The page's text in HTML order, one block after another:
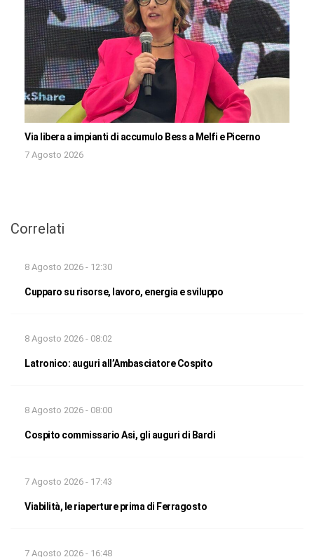
Via libera a impianti di accumulo Bess a Melfi e Picerno
7 Agosto 2026
Correlati
8 Agosto 2026 - 12:30
Cupparo su risorse, lavoro, energia e sviluppo
8 Agosto 2026 - 08:02
Latronico: auguri all’Ambasciatore Cospito
8 Agosto 2026 - 08:00
Cospito commissario Asi, gli auguri di Bardi
7 Agosto 2026 - 17:43
Viabilità, le riaperture prima di Ferragosto
7 Agosto 2026 - 16:48